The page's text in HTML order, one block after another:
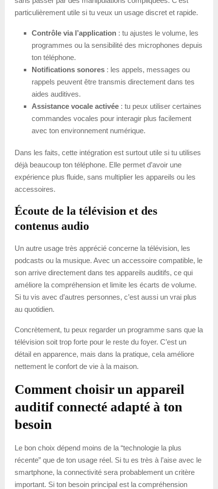
particulièrement utile si tu veux un usage discret et rapide.
Contrôle via l’application : tu ajustes le volume, les
programmes ou la sensibilité des microphones depuis
ton téléphone.
Notifications sonores : les appels, messages ou
rappels peuvent être transmis directement dans tes
aides auditives.
Assistance vocale activée : tu peux utiliser certaines
commandes vocales pour interagir plus facilement
avec ton environnement numérique.
Dans les faits, cette intégration est surtout utile si tu utilises
déjà beaucoup ton téléphone. Elle permet d’avoir une
expérience plus fluide, sans multiplier les appareils ou les
accessoires.
Écoute de la télévision et des
contenus audio
Un autre usage très apprécié concerne la télévision, les
podcasts ou la musique. Avec un accessoire compatible, le
son arrive directement dans tes appareils auditifs, ce qui
améliore la compréhension et limite les écarts de volume.
Si tu vis avec d’autres personnes, c’est aussi un vrai plus
au quotidien.
Concrètement, tu peux regarder un programme sans que la
télévision soit trop forte pour le reste du foyer. C’est un
détail en apparence, mais dans la pratique, cela améliore
nettement le confort de vie à la maison.
Comment choisir un appareil
auditif connecté adapté à ton
besoin
Le bon choix dépend moins de la “technologie la plus
récente” que de ton usage réel. Si tu es très à l’aise avec le
smartphone, la connectivité sera probablement un critère
important. Si ton besoin principal est la compréhension